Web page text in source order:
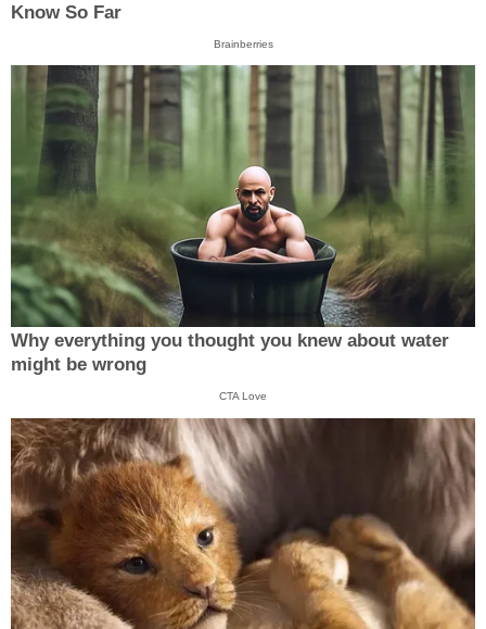
Know So Far
Brainberries
Why everything you thought you knew about water
might be wrong
CTA Love